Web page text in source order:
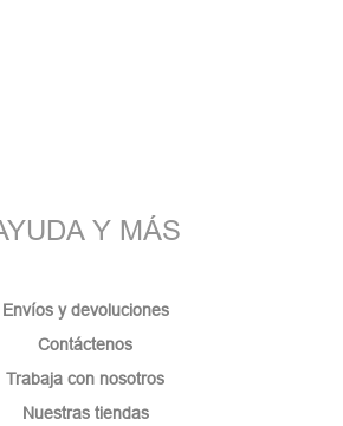
Y MÁS
Envíos y devoluciones
Contáctenos
Trabaja con nosotros
Nuestras tiendas